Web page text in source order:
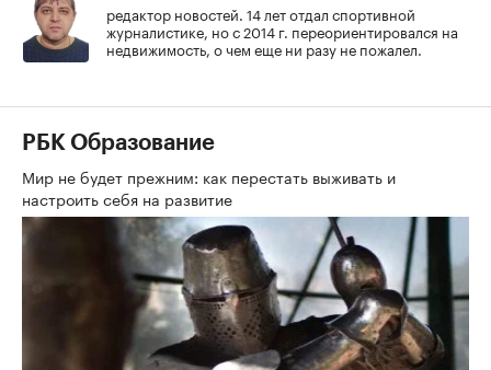
редактор новостей. 14 лет отдал спортивной
журналистике, но с 2014 г. переориентировался на
недвижимость, о чем еще ни разу не пожалел.
РБК Образование
Мир не будет прежним: как перестать выживать и
настроить себя на развитие